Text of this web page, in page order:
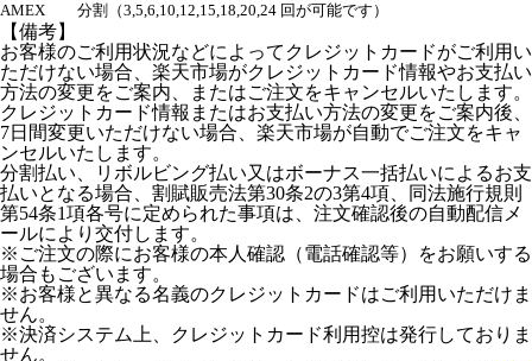
AMEX
分割（3,5,6,10,12,15,18,20,24 回が可能です）
【備考】
お客様のご利用状況などによってクレジットカードがご利用い
ただけない場合、楽天市場がクレジットカード情報やお支払い
方法の変更をご案内、またはご注文をキャンセルいたします。
クレジットカード情報またはお支払い方法の変更をご案内後、
7日間変更いただけない場合、楽天市場が自動でご注文をキャ
ンセルいたします。
分割払い、リボルビング払い又はボーナス一括払いによるお支
払いとなる場合、割賦販売法第30条2の3第4項、同法施行規則
第54条1項各号に定められた事項は、注文確認後の自動配信メ
ールにより交付します。
※ご注文の際にお客様の本人確認（電話確認等）をお願いする
場合もございます。
※お客様と異なる名義のクレジットカードはご利用いただけま
せん。
※決済システム上、クレジットカード利用控は発行しておりま
せん。